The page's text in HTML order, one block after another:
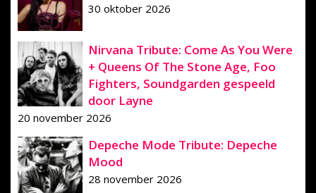
30 oktober 2026
Nirvana Tribute: Come As You Were
+ Queens Of The Stone Age, Foo
Fighters, Soundgarden gespeeld
door Layne
20 november 2026
Depeche Mode Tribute: Depeche
Mood
28 november 2026